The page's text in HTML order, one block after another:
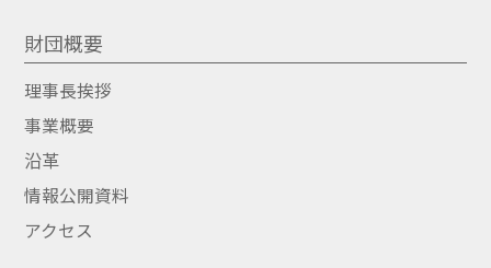
財団概要
理事長挨拶
事業概要
沿革
情報公開資料
アクセス